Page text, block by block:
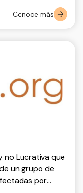
Conoce más
no Lucrativa que
un grupo de
por